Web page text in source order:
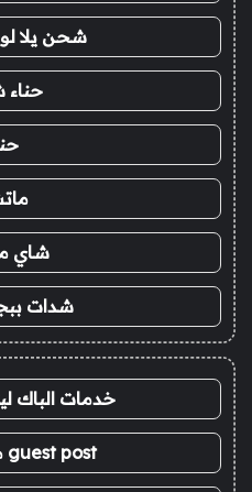
شحن يلا
حناء
شاي
شدات
خدمات الباك
guest post مقال ضيف